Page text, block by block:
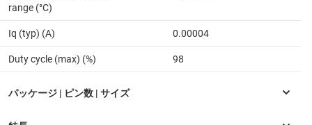
range (°C)
Iq (typ) (A) 0.00004
Duty cycle (max) (%) 98